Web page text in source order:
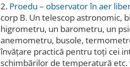
2. Proedu – observator în aer
corp B. Un telescop astronomic,
higrometru, un barometru, un
anemometru, busole,
învățare practică pentru toți cei
schimbărilor de temperatură